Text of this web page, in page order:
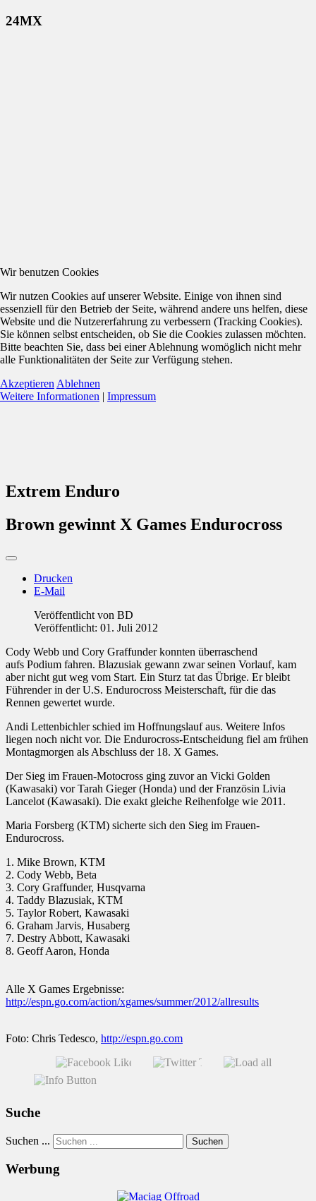
24MX
Extrem Enduro
Brown gewinnt X Games Endurocross
Drucken
E-Mail
Veröffentlicht von BD
Veröffentlicht: 01. Juli 2012
Cody Webb und Cory Graffunder konnten überraschend
aufs Podium fahren. Blazusiak gewann zwar seinen Vorlauf, kam
aber nicht gut weg vom Start. Ein Sturz tat das Übrige. Er bleibt
Führender in der U.S. Endurocross Meisterschaft, für die das
Rennen gewertet wurde.
Andi Lettenbichler schied im Hoffnungslauf aus. Weitere Infos
liegen noch nicht vor. Die Endurocross-Entscheidung fiel am frühen
Montagmorgen als Abschluss der 18. X Games.
Der Sieg im Frauen-Motocross ging zuvor an Vicki Golden
(Kawasaki) vor Tarah Gieger (Honda) und der Französin Livia
Lancelot (Kawasaki). Die exakt gleiche Reihenfolge wie 2011.
Maria Forsberg (KTM) sicherte sich den Sieg im Frauen-
Endurocross.
1. Mike Brown, KTM
2. Cody Webb, Beta
3. Cory Graffunder, Husqvarna
4. Taddy Blazusiak, KTM
5. Taylor Robert, Kawasaki
6. Graham Jarvis, Husaberg
7. Destry Abbott, Kawasaki
8. Geoff Aaron, Honda
Alle X Games Ergebnisse:
http://espn.go.com/action/xgames/summer/2012/allresults
Foto: Chris Tedesco, http://espn.go.com
Suche
Suchen ... Suchen
Werbung
Wir benutzen Cookies
Wir nutzen Cookies auf unserer Website. Einige von ihnen sind
essenziell für den Betrieb der Seite, während andere uns helfen, diese
Website und die Nutzererfahrung zu verbessern (Tracking Cookies).
Sie können selbst entscheiden, ob Sie die Cookies zulassen möchten.
Bitte beachten Sie, dass bei einer Ablehnung womöglich nicht mehr
alle Funktionalitäten der Seite zur Verfügung stehen.
Akzeptieren Ablehnen
Weitere Informationen | Impressum